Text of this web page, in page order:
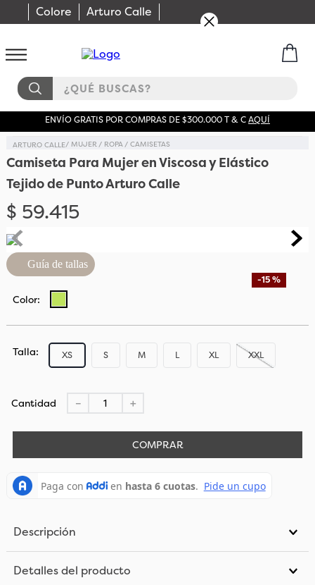
Colore Arturo Calle
¿QUÉ BUSCAS?
ENVÍO GRATIS POR COMPRAS DE $300.000 T & CAQUÍ
MUJER ROPA CAMISETAS
Camiseta Para Mujer en Viscosa y Elástico
Tejido de Punto Arturo Calle
$ 59.415
-15 %
Guía de tallas
Talla XS S M L XL XXL
Cantidad ＋
－
COMPRAR
Descripción
Detalles del producto